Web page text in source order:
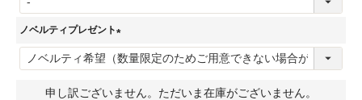
必
須
)
ノベルティプレゼント
(
必
須
申し訳ございません。ただいま在庫がございません。